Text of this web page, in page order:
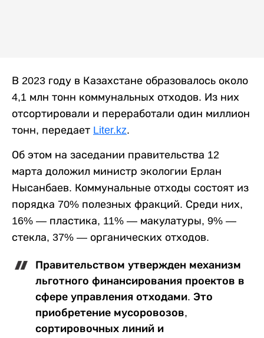
В 2023 году в Казахстане образовалось около
4,1 млн тонн коммунальных отходов. Из них
отсортировали и переработали один миллион
тонн, передает Liter.kz.
Об этом на заседании правительства 12
марта доложил министр экологии Ерлан
Нысанбаев. Коммунальные отходы состоят из
порядка 70% полезных фракций. Среди них,
16% — пластика, 11% — макулатуры, 9% —
стекла, 37% — органических отходов.
Правительством утвержден механизм
льготного финансирования проектов в
сфере управления отходами. Это
приобретение мусоровозов,
сортировочных линий и